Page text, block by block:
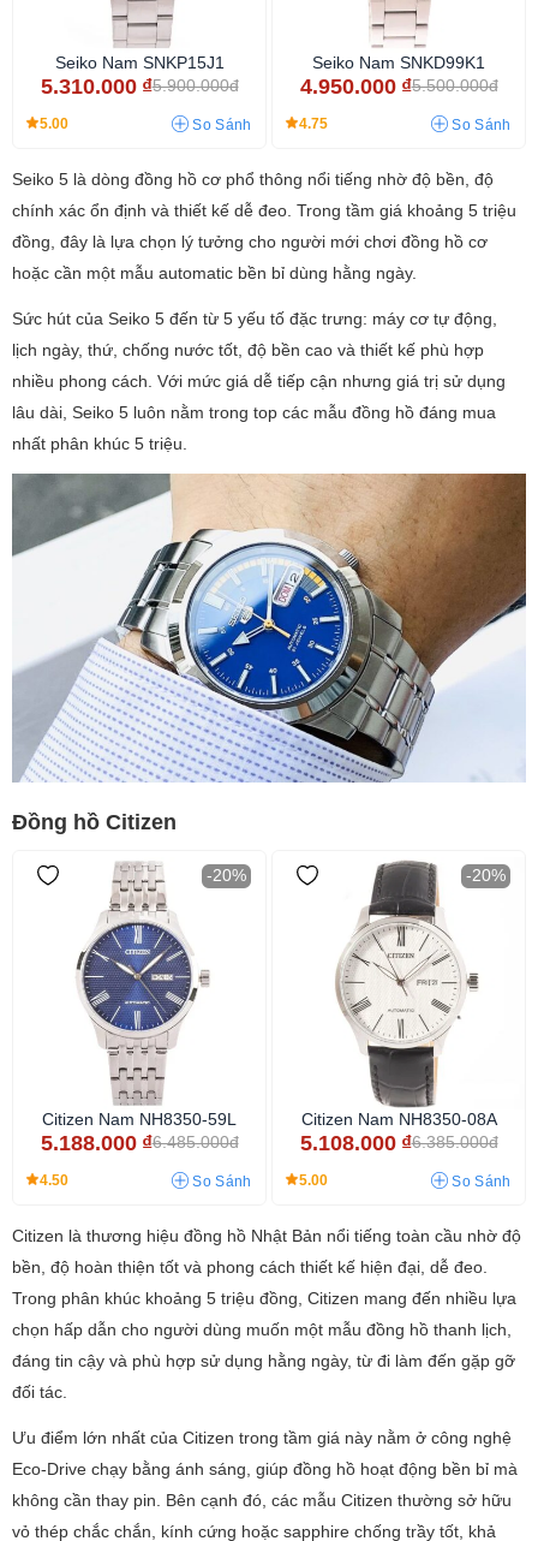
Seiko Nam SNKP15J1
5.310.000 ₫5.900.000đ
5.00 So Sánh
Seiko Nam SNKD99K1
4.950.000 ₫5.500.000đ
4.75 So Sánh
Seiko 5 là dòng đồng hồ cơ phổ thông nổi tiếng nhờ độ bền, độ
chính xác ổn định và thiết kế dễ đeo. Trong tầm giá khoảng 5 triệu
đồng, đây là lựa chọn lý tưởng cho người mới chơi đồng hồ cơ
hoặc cần một mẫu automatic bền bỉ dùng hằng ngày.
Sức hút của Seiko 5 đến từ 5 yếu tố đặc trưng: máy cơ tự động,
lịch ngày, thứ, chống nước tốt, độ bền cao và thiết kế phù hợp
nhiều phong cách. Với mức giá dễ tiếp cận nhưng giá trị sử dụng
lâu dài, Seiko 5 luôn nằm trong top các mẫu đồng hồ đáng mua
nhất phân khúc 5 triệu.
Đồng hồ Citizen
-20%
Citizen Nam NH8350-59L
5.188.000 ₫6.485.000đ
4.50 So Sánh
-20%
Citizen Nam NH8350-08A
5.108.000 ₫6.385.000đ
5.00 So Sánh
Citizen là thương hiệu đồng hồ Nhật Bản nổi tiếng toàn cầu nhờ độ
bền, độ hoàn thiện tốt và phong cách thiết kế hiện đại, dễ đeo.
Trong phân khúc khoảng 5 triệu đồng, Citizen mang đến nhiều lựa
chọn hấp dẫn cho người dùng muốn một mẫu đồng hồ thanh lịch,
đáng tin cậy và phù hợp sử dụng hằng ngày, từ đi làm đến gặp gỡ
đối tác.
Ưu điểm lớn nhất của Citizen trong tầm giá này nằm ở công nghệ
Eco-Drive chạy bằng ánh sáng, giúp đồng hồ hoạt động bền bỉ mà
không cần thay pin. Bên cạnh đó, các mẫu Citizen thường sở hữu
vỏ thép chắc chắn, kính cứng hoặc sapphire chống trầy tốt, khả